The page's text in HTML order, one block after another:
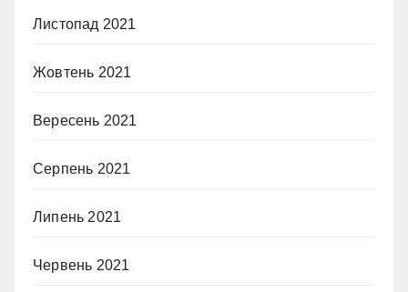
Листопад 2021
Жовтень 2021
Вересень 2021
Серпень 2021
Липень 2021
Червень 2021